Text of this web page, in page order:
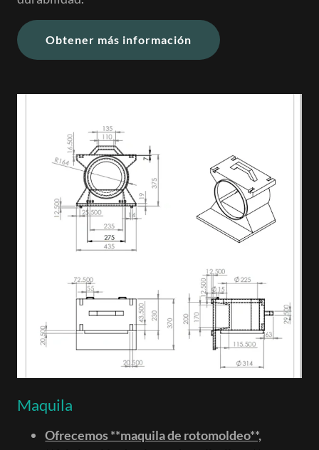
Obtener más información
Maquila
Ofrecemos **maquila de rotomoldeo**,